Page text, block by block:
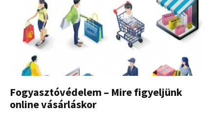
Fogyasztóvédelem – Mire figyeljünk
online vásárláskor